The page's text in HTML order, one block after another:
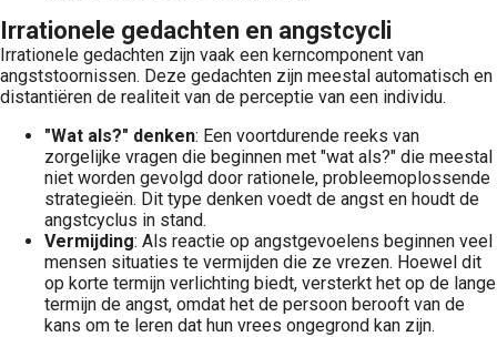
Irrationele gedachten en angstcycli
Irrationele gedachten zijn vaak een kerncomponent van
angststoornissen. Deze gedachten zijn meestal automatisch en
distantiëren de realiteit van de perceptie van een individu.
"Wat als?" denken: Een voortdurende reeks van
zorgelijke vragen die beginnen met "wat als?" die meestal
niet worden gevolgd door rationele, probleemoplossende
strategieën. Dit type denken voedt de angst en houdt de
angstcyclus in stand.
Vermijding: Als reactie op angstgevoelens beginnen veel
mensen situaties te vermijden die ze vrezen. Hoewel dit
op korte termijn verlichting biedt, versterkt het op de lange
termijn de angst, omdat het de persoon berooft van de
kans om te leren dat hun vrees ongegrond kan zijn.